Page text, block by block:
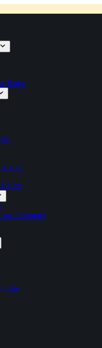
Barbe
Adulte
Enfant
professionnel